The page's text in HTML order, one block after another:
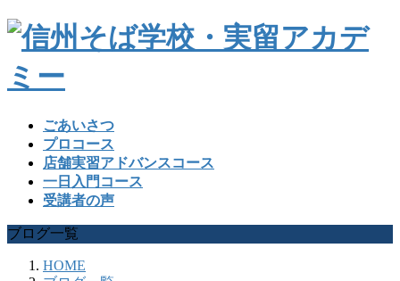
ごあいさつ
プロコース
店舗実習アドバンスコース
一日入門コース
受講者の声
ブログ一覧
HOME